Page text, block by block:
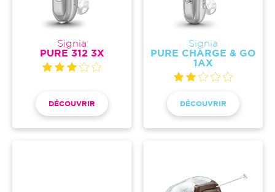
Signia
PURE 312 3X
DÉCOUVRIR
Signia
PURE CHARGE & GO
1AX
DÉCOUVRIR